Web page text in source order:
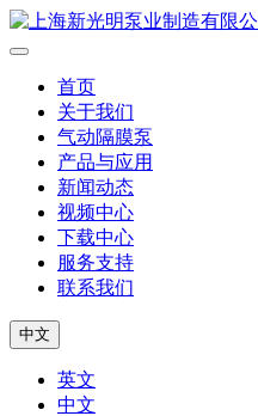
首页
关于我们
气动隔膜泵
产品与应用
新闻动态
视频中心
下载中心
服务支持
联系我们
中文
英文
中文